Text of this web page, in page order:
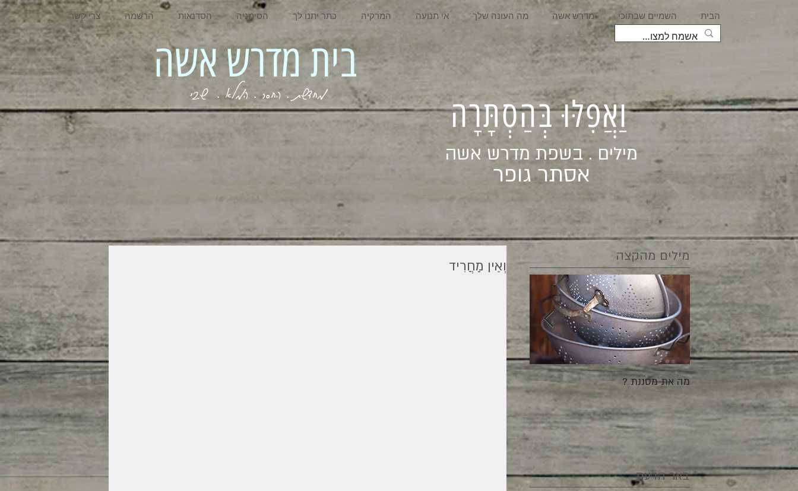
צרי קשר הרשמה הסדנאות הסימניה כתר יתנו לך המרקיה אי תנועה מה העונה שלך מדרש אשה השמיים שבתוכי הבית
מילים . בשפת מדרש אשה
אסתר גופר
וַאֲפִלּוּ בְּהַסְתָּרָה
וְאֵין מַחֲרִיד
מילים מהקצה
מה את מסננת ? מילים ליוחנן
באר הדעת
מחדשת . החסר . המלא . שבי
בית מדרש אשה